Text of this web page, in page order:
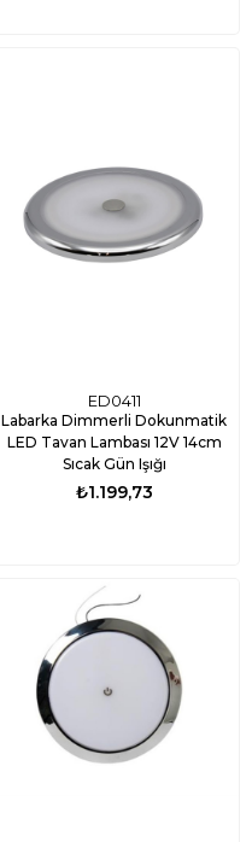
ED0411
Labarka Dimmerli Dokunmatik
LED Tavan Lambası 12V 14cm
Sıcak Gün Işığı
₺1.199,73